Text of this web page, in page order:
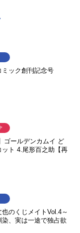
ミック創刊記念号
ゴールデンカムイ ど
ット 4.尾形百之助【再
也のくじメイトVol.4～
、実は一途で独占欲